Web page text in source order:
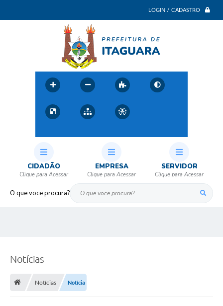
LOGIN / CADASTRO
O que voce procura?
CIDADÃO EMPRESA SERVIDOR
Notícias
Notícias Notícia